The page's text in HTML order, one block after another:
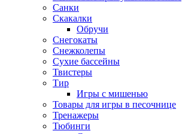
Санки
Скакалки
Обручи
Снегокаты
Снежколепы
Сухие бассейны
Твистеры
Тир
Игры с мишенью
Товары для игры в песочнице
Тренажеры
Тюбинги